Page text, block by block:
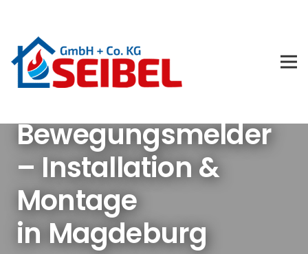
Bewegungsmelder
– Installation &
Montage
in Magdeburg